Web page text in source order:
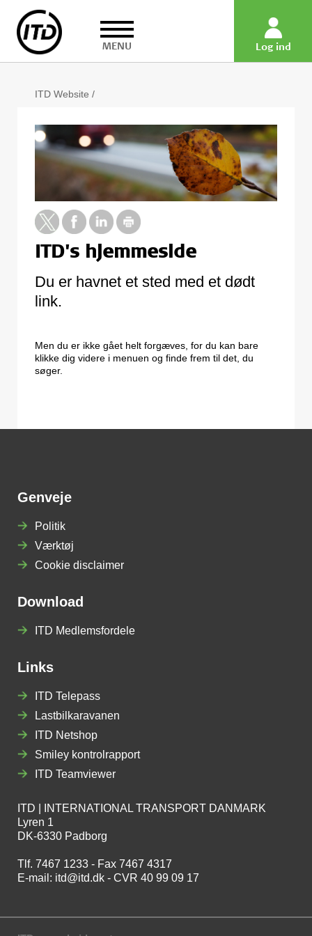
MENU Log ind
ITD Website /
ITD's hjemmeside
Du er havnet et sted med et dødt
link.
Men du er ikke gået helt forgæves, for du kan bare
klikke dig videre i menuen og finde frem til det, du
søger.
Genveje
Politik
Værktøj
Cookie disclaimer
Download
ITD Medlemsfordele
Links
ITD Telepass
Lastbilkaravanen
ITD Netshop
Smiley kontrolrapport
ITD Teamviewer
ITD | INTERNATIONAL TRANSPORT DANMARK
Lyren 1
DK-6330 Padborg
Tlf. 7467 1233 - Fax 7467 4317
E-mail: itd@itd.dk - CVR 40 99 09 17